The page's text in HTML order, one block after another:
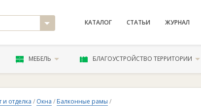
КАТАЛОГ СТАТЬИ ЖУРНАЛ
МЕБЕЛЬ БЛАГОУСТРОЙСТВО ТЕРРИТОРИИ
и отделка / Окна / Балконные рамы /